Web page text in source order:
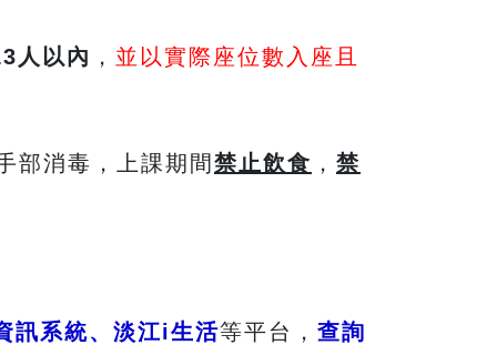
人以內 ， 並以實際座位數入座且
部消毒，上課期間 禁止飲食 ， 禁
訊系統、淡江i生活等平台， 查詢